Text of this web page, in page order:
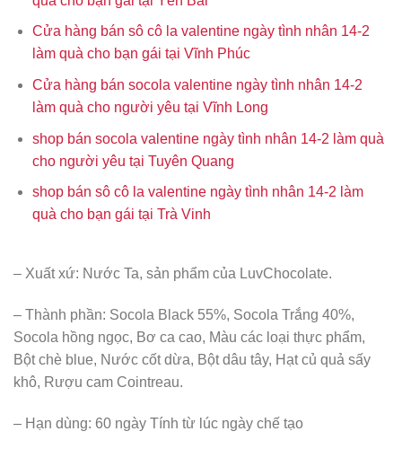
Cửa hàng bán sô cô la valentine ngày tình nhân 14-2
làm quà cho bạn gái tại Vĩnh Phúc
Cửa hàng bán socola valentine ngày tình nhân 14-2
làm quà cho người yêu tại Vĩnh Long
shop bán socola valentine ngày tình nhân 14-2 làm quà
cho người yêu tại Tuyên Quang
shop bán sô cô la valentine ngày tình nhân 14-2 làm
quà cho bạn gái tại Trà Vinh
– Xuất xứ: Nước Ta, sản phẩm của LuvChocolate.
– Thành phần: Socola Black 55%, Socola Trắng 40%,
Socola hồng ngọc, Bơ ca cao, Màu các loại thực phẩm,
Bột chè blue, Nước cốt dừa, Bột dâu tây, Hạt củ quả sấy
khô, Rượu cam Cointreau.
– Hạn dùng: 60 ngày Tính từ lúc ngày chế tạo